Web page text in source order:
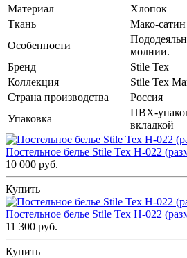
Материал
Хлопок
Ткань
Мако-сатин
Особенности
молнии.
Бренд
Stile Tex
Коллекция
Stile Tex
Страна производства
Россия
Упаковка
ПВХ-
вкладкой
Постельное белье Stile Tex H-022
10 000 руб.
Купить
Постельное белье Stile Tex H-022
11 300 руб.
Купить